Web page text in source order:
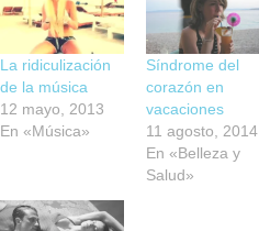
La ridiculización
de la música
12 mayo, 2013
En «Música»
Síndrome del
corazón en
vacaciones
11 agosto, 2014
En «Belleza y
Salud»